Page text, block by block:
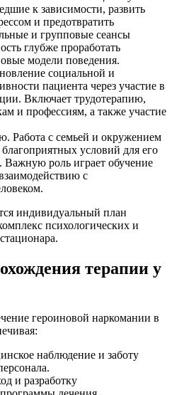
к зависимости, развить
и предотвратить
и групповые сеансы
глубже проработать
модели поведения.
социальной и
пациента через участие в
Включает трудотерапию,
и профессиям, а также участие
Работа с семьей и окружением
условий для его
Важную роль играет обучение
с
индивидуальный план
психологических и
терапии у
героиновой наркомании в
наблюдение и заботу
и разработку